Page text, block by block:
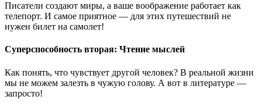
Писатели создают миры, а ваше воображение работает как
телепорт. И самое приятное — для этих путешествий не
нужен билет на самолет!
Суперспособность вторая: Чтение мыслей
Как понять, что чувствует другой человек? В реальной жизни
мы не можем залезть в чужую голову. А вот в литературе —
запросто!